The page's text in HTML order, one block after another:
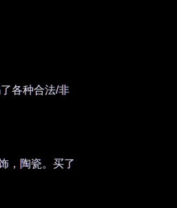
各种合法/非
，陶瓷。买了